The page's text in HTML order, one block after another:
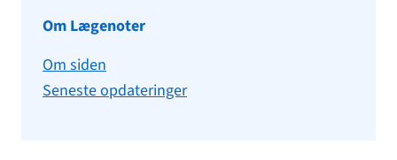
Om Lægenoter
Om siden
Seneste opdateringer